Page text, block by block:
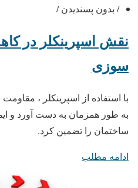
/ بدون پسندیدن /
نقش اسپرینکلر در
سوزی
با استفاده از اسپرینکلر ،
به طور همزمان به دست آورد و
ساختمان را تضمین کرد.
ادامه مطلب